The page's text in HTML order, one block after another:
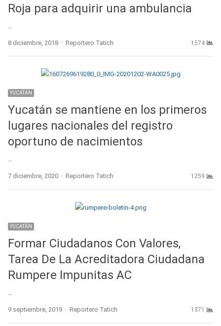
Roja para adquirir una ambulancia
8 diciembre, 2018 Author
Reportero Tatich 1574
YUCATÁN
Yucatán se mantiene en los primeros
lugares nacionales del registro
oportuno de nacimientos
…
7 diciembre, 2020 Author
Reportero Tatich 1259
YUCATÁN
Formar Ciudadanos Con Valores,
Tarea De La Acreditadora Ciudadana
Rumpere Impunitas AC
…
9 septiembre, 2019 Author
Reportero Tatich 1371